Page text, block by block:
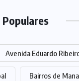
Avenida Eduardo
Bairros de